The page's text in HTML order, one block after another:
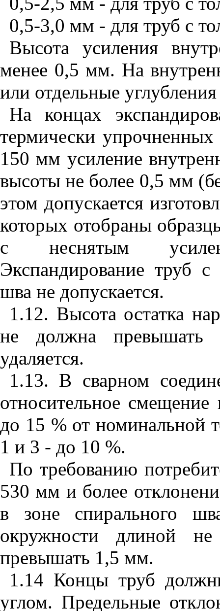
0,5-3,0 мм - для труб с
Высота усиления
менее 0,5 мм. На
или отдельные
На концах
термически
150 мм усиление
высоты не более 0,5 мм
этом допускается
которых отобраны
с неснятым
Экспандирование труб
шва не допускается.
1.12. Высота остатка
не должна
удаляется.
1.13. В сварном
относительное
до 15 % от номинальной
1 и 3 - до 10 %.
По требованию
530 мм и более
в зоне спирального
окружности длиной
превышать 1,5 мм.
1.14 Концы труб
углом. Предельные